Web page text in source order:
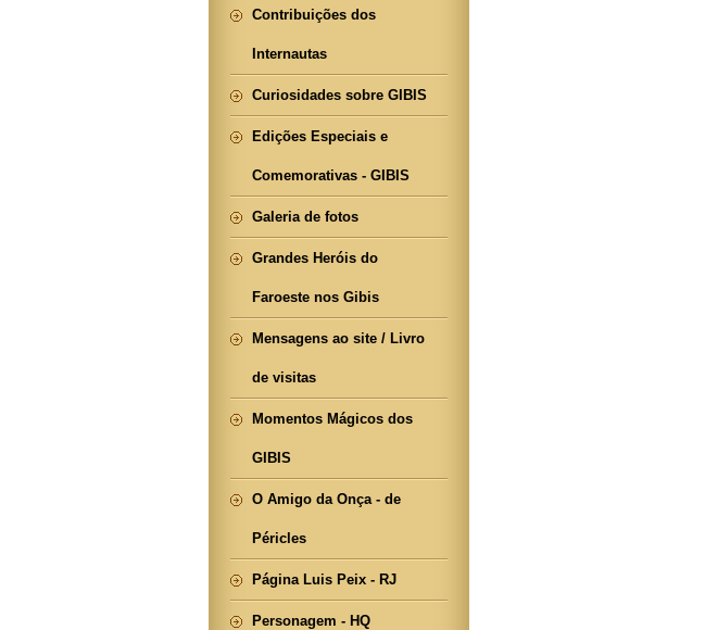
Contribuições dos
Internautas
Curiosidades sobre GIBIS
Edições Especiais e
Comemorativas - GIBIS
Galeria de fotos
Grandes Heróis do
Faroeste nos Gibis
Mensagens ao site / Livro
de visitas
Momentos Mágicos dos
GIBIS
O Amigo da Onça - de
Péricles
Página Luis Peix - RJ
Personagem - HQ